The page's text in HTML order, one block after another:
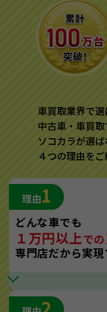
車買取業界で選
中古車・車買取
ソコカラが選
４つの理由をご
理由1
どんな車でも
１万円以上での
専門店だから実